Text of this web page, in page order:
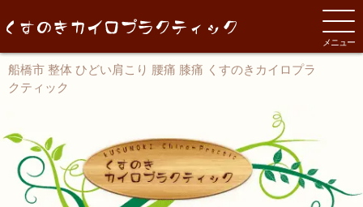
船橋市 整体 ひどい肩こり 腰痛 膝痛 くすのきカイロプラ
クティック
メニュー